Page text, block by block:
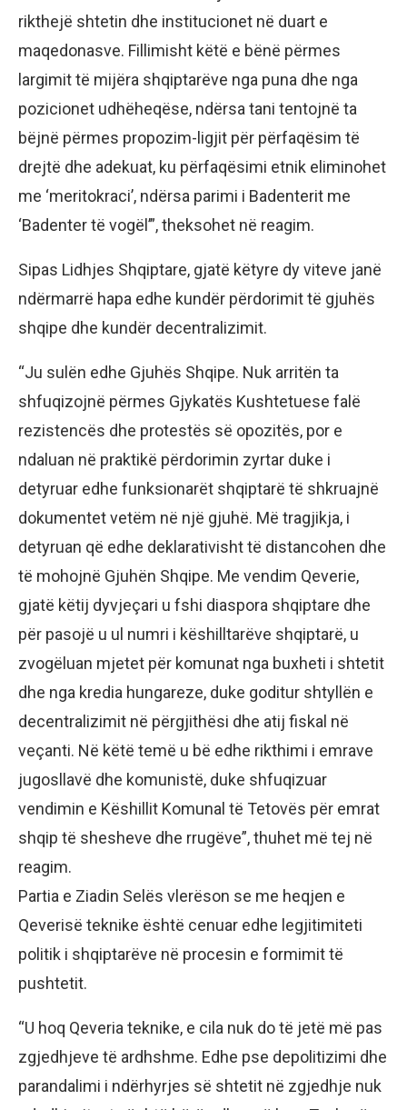
rikthejë shtetin dhe institucionet në duart e
maqedonasve. Fillimisht këtë e bënë përmes
largimit të mijëra shqiptarëve nga puna dhe nga
pozicionet udhëheqëse, ndërsa tani tentojnë ta
bëjnë përmes propozim-ligjit për përfaqësim të
drejtë dhe adekuat, ku përfaqësimi etnik eliminohet
me ‘meritokraci’, ndërsa parimi i Badenterit me
‘Badenter të vogël’”, theksohet në reagim.
Sipas Lidhjes Shqiptare, gjatë këtyre dy viteve janë
ndërmarrë hapa edhe kundër përdorimit të gjuhës
shqipe dhe kundër decentralizimit.
“Ju sulën edhe Gjuhës Shqipe. Nuk arritën ta
shfuqizojnë përmes Gjykatës Kushtetuese falë
rezistencës dhe protestës së opozitës, por e
ndaluan në praktikë përdorimin zyrtar duke i
detyruar edhe funksionarët shqiptarë të shkruajnë
dokumentet vetëm në një gjuhë. Më tragjikja, i
detyruan që edhe deklarativisht të distancohen dhe
të mohojnë Gjuhën Shqipe. Me vendim Qeverie,
gjatë këtij dyvjeçari u fshi diaspora shqiptare dhe
për pasojë u ul numri i këshilltarëve shqiptarë, u
zvogëluan mjetet për komunat nga buxheti i shtetit
dhe nga kredia hungareze, duke goditur shtyllën e
decentralizimit në përgjithësi dhe atij fiskal në
veçanti. Në këtë temë u bë edhe rikthimi i emrave
jugosllavë dhe komunistë, duke shfuqizuar
vendimin e Këshillit Komunal të Tetovës për emrat
shqip të shesheve dhe rrugëve”, thuhet më tej në
reagim.
Partia e Ziadin Selës vlerëson se me heqjen e
Qeverisë teknike është cenuar edhe legjitimiteti
politik i shqiptarëve në procesin e formimit të
pushtetit.
“U hoq Qeveria teknike, e cila nuk do të jetë më pas
zgjedhjeve të ardhshme. Edhe pse depolitizimi dhe
parandalimi i ndërhyrjes së shtetit në zgjedhje nuk